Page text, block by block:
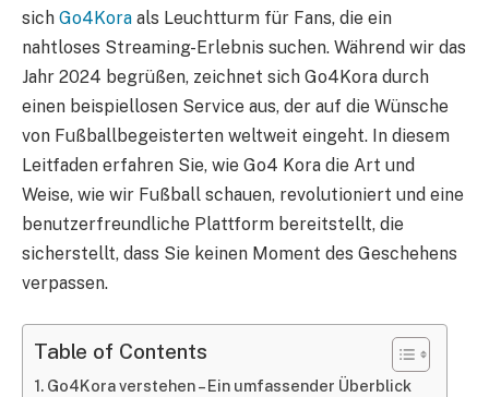
sich Go4Kora als Leuchtturm für Fans, die ein
nahtloses Streaming-Erlebnis suchen. Während wir das
Jahr 2024 begrüßen, zeichnet sich Go4Kora durch
einen beispiellosen Service aus, der auf die Wünsche
von Fußballbegeisterten weltweit eingeht. In diesem
Leitfaden erfahren Sie, wie Go4 Kora die Art und
Weise, wie wir Fußball schauen, revolutioniert und eine
benutzerfreundliche Plattform bereitstellt, die
sicherstellt, dass Sie keinen Moment des Geschehens
verpassen.
Table of Contents
Go4Kora verstehen – Ein umfassender Überblick